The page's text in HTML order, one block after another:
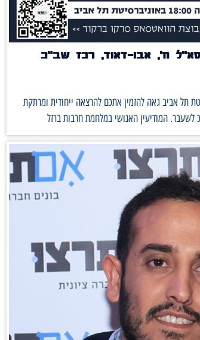
ח', אבו-דאוד, רכז שב"כ
תל אביב גאה להזמין אתכם להרצאה ייחודית ומרתקת
המודיעין האנושי במלחמת חרבות ברזל